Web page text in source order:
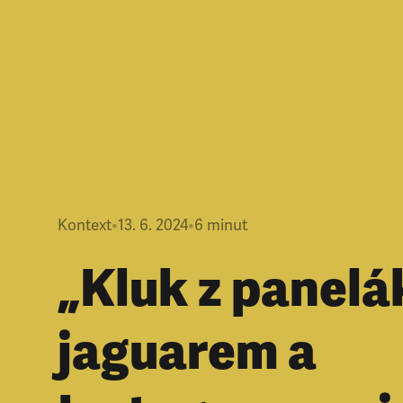
Kontext•13. 6. 2024•6 minut
„Kluk z
jaguarem a